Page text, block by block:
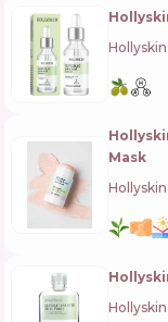
Hollyskin
Mask
Hollyskin
Hollyskin